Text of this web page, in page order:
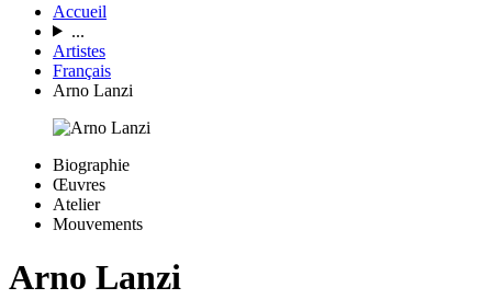
Accueil
...
Artistes
Français
Arno Lanzi
Biographie
Œuvres
Atelier
Mouvements
Arno Lanzi